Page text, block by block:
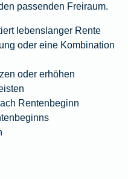
passenden Freiraum.
lebenslanger Rente
oder eine Kombination
oder erhöhen
Rentenbeginn